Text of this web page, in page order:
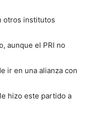
otros institutos
aunque el PRI no
ir en una alianza con
hizo este partido a